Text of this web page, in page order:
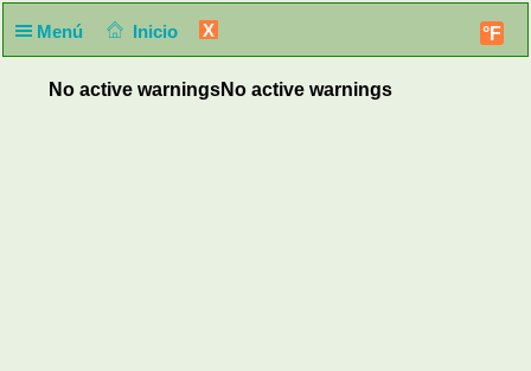
Menú Inicio X °F
No active warningsNo active warnings